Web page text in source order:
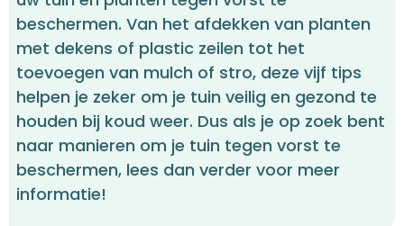
beschermen. Van het afdekken van planten
met dekens of plastic zeilen tot het
toevoegen van mulch of stro, deze vijf tips
helpen je zeker om je tuin veilig en gezond te
houden bij koud weer. Dus als je op zoek bent
naar manieren om je tuin tegen vorst te
beschermen, lees dan verder voor meer
informatie!